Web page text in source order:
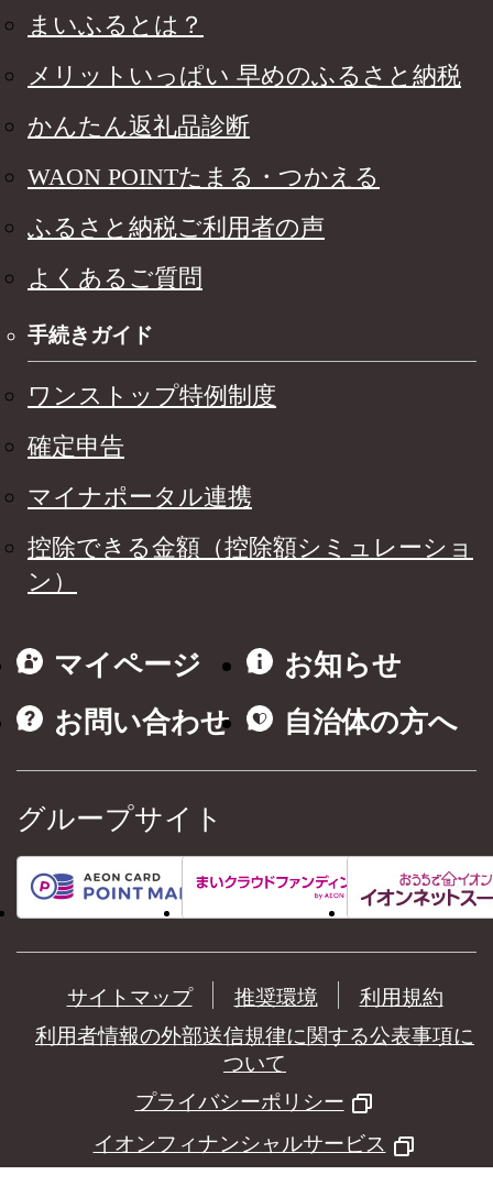
まいふるとは？
メリットいっぱい 早めのふるさと納税
かんたん返礼品診断
WAON POINTたまる・つかえる
ふるさと納税ご利用者の声
よくあるご質問
手続きガイド
ワンストップ特例制度
確定申告
マイナポータル連携
控除できる金額（控除額シミュレーショ
ン）
マイページ
お知らせ
お問い合わせ
自治体の方へ
グループサイト
サイトマップ 推奨環境
利用規約
利用者情報の外部送信規律に関する公表事項に
ついて
プライバシーポリシー
イオンフィナンシャルサービス